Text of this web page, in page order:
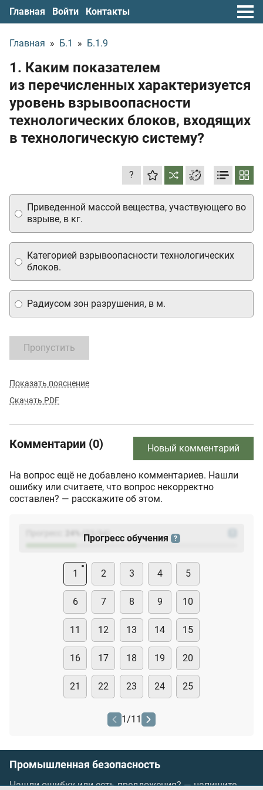
Главная Войти Контакты
Главная » Б.1 » Б.1.9
1. Каким показателем
из перечисленных характеризуется
уровень взрывоопасности
технологических блоков, входящих
в технологическую систему?
?
Приведенной массой вещества, участвующего во
взрыве, в кг.
Радиусом зон разрушения, в м.
Категорией взрывоопасности технологических
блоков.
Пропустить
Показать пояснение
Скачать PDF
Комментарии (0) Новый комментарий
На вопрос ещё не добавлено комментариев. Нашли
ошибку или считаете, что вопрос некорректно
составлен? — расскажите об этом.
(23
Прогресс обучения ?
1 2 3 4 5
6 7 8 9 10
11 12 13 14 15
16 17 18 19 20
21 22 23 24 25
1/11
Промышленная безопасность
Нашли ошибку или есть предложения? —напишите